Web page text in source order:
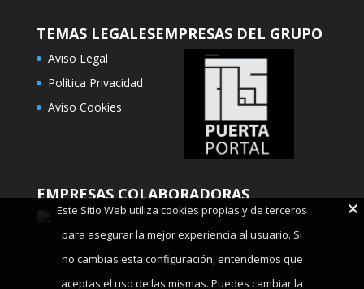
TEMAS LEGALES
Aviso Legal
Política Privacidad
Aviso Cookies
EMPRESAS DEL GRUPO
EMPRESAS COLABORADORAS
Este Sitio Web utiliza cookies propias y de terceros
para asegurar la mejor experiencia al usuario. Si
no cambias esta configuración, entendemos que
aceptas el uso de las mismas. Puedes cambiar la